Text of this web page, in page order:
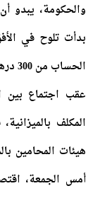
والحكومة، يبدو
بدأت تلوح في
عقب اجتماع بين
المكلف
هيئات المحامين
أمس الجمعة،